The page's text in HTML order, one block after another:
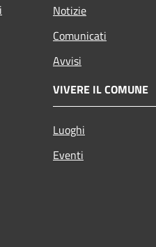
Notizie
Comunicati
Avvisi
VIVERE IL COMUNE
Luoghi
Eventi